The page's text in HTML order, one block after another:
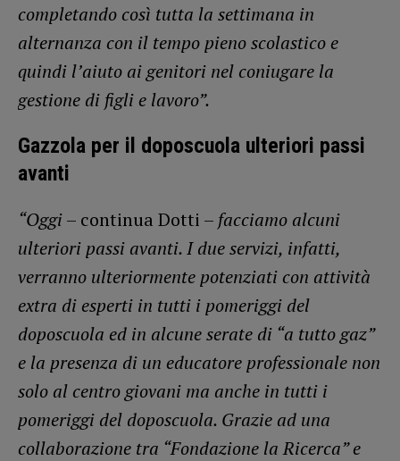
completando così tutta la settimana in
alternanza con il tempo pieno scolastico e
quindi l’aiuto ai genitori nel coniugare la
gestione di figli e lavoro”.
Gazzola per il doposcuola ulteriori passi
avanti
“Oggi– continua Dotti – facciamo alcuni
ulteriori passi avanti. I due servizi, infatti,
verranno ulteriormente potenziati con attività
extra di esperti in tutti i pomeriggi del
doposcuola ed in alcune serate di “a tutto gaz”
e la presenza di un educatore professionale non
solo al centro giovani ma anche in tutti i
pomeriggi del doposcuola. Grazie ad una
collaborazione tra “Fondazione la Ricerca” e